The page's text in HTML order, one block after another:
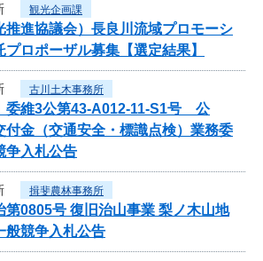
観光企画課
推進協議会）長良川流域プロモーシ
プロポーザル募集【選定結果】
古川土木事務所
委維3公第43-A012-11-S1号 公
金（交通安全・標識点検）業務委
争入札公告
揖斐農林事務所
第0805号 復旧治山事業 梨ノ木山地
般競争入札公告